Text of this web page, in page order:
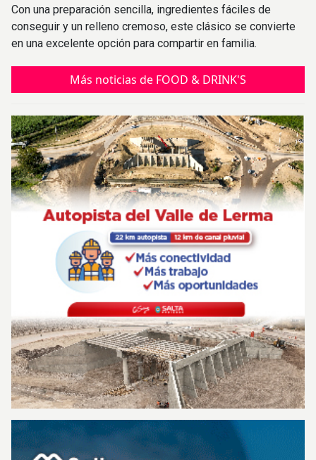
Con una preparación sencilla, ingredientes fáciles de
conseguir y un relleno cremoso, este clásico se convierte
en una excelente opción para compartir en familia.
Más noticias de FOOD & DRINK'S